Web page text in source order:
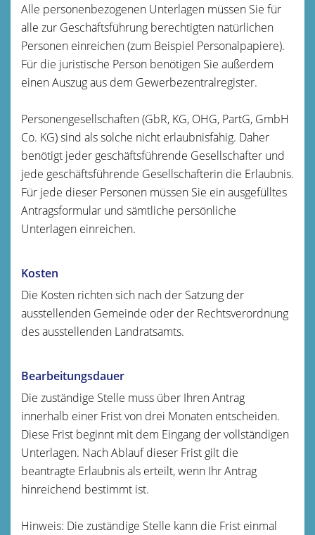
Alle personenbezogenen Unterlagen müssen Sie für
alle zur Geschäftsführung berechtigten natürlichen
Personen einreichen (zum Beispiel Personalpapiere).
Für die juristische Person benötigen Sie außerdem
einen Auszug aus dem Gewerbezentralregister.
Personengesellschaften (GbR, KG, OHG, PartG, GmbH
Co. KG) sind als solche nicht erlaubnisfähig. Daher
benötigt jeder geschäftsführende Gesellschafter und
jede geschäftsführende Gesellschafterin die Erlaubnis.
Für jede dieser Personen müssen Sie ein ausgefülltes
Antragsformular und sämtliche persönliche
Unterlagen einreichen.
Kosten
Die Kosten richten sich nach der Satzung der
ausstellenden Gemeinde oder der Rechtsverordnung
des ausstellenden Landratsamts.
Bearbeitungsdauer
Die zuständige Stelle muss über Ihren Antrag
innerhalb einer Frist von drei Monaten entscheiden.
Diese Frist beginnt mit dem Eingang der vollständigen
Unterlagen. Nach Ablauf dieser Frist gilt die
beantragte Erlaubnis als erteilt, wenn Ihr Antrag
hinreichend bestimmt ist.
Hinweis: Die zuständige Stelle kann die Frist einmal